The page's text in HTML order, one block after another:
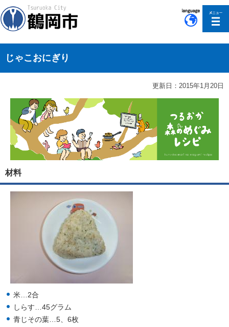
じゃこおにぎり
更新日：2015年1月20日
材料
米…2合
しらす…45グラム
青じその葉…5、6枚